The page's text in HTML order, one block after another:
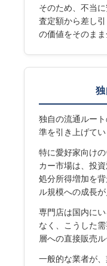
そのため、不当
査定額から差し
の価値をそのまま
独自の流通ルー
準を引き上げてい
特に愛好家向け
カー市場は、投
処分所得増加を
ル規模への成長
専門店は国内に
なく、こうした
層への直接販売
一般的な業者が